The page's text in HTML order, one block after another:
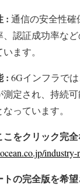
: 通信の安全性確
認証成功率な
ます。
: 6Gインフラで
定され、持続
っています。
こをクリック完
industry-
の完全版を希望